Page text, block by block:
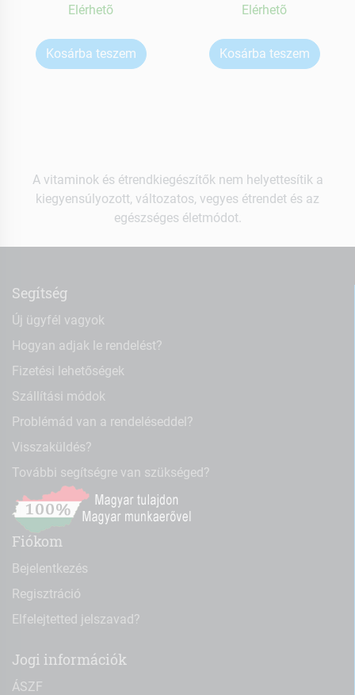
Elérhetõ
Kosárba teszem
Elérhetõ
Kosárba teszem
A vitaminok és étrendkiegészítők nem helyettesítik a
kiegyensúlyozott, változatos, vegyes étrendet és az
egészséges életmódot.
Segítség
Új ügyfél vagyok
Hogyan adjak le rendelést?
Fizetési lehetőségek
Szállítási módok
Problémád van a rendeléseddel?
Visszaküldés?
További segítségre van szükséged?
Fiókom
Bejelentkezés
Regisztráció
Elfelejtetted jelszavad?
Jogi információk
ÁSZF